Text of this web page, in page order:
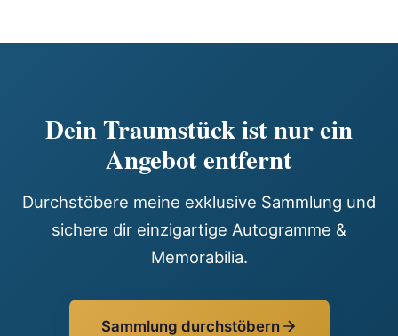
Dein Traumstück ist nur ein
Angebot entfernt
Durchstöbere meine exklusive Sammlung und
sichere dir einzigartige Autogramme &
Memorabilia.
Sammlung durchstöbern